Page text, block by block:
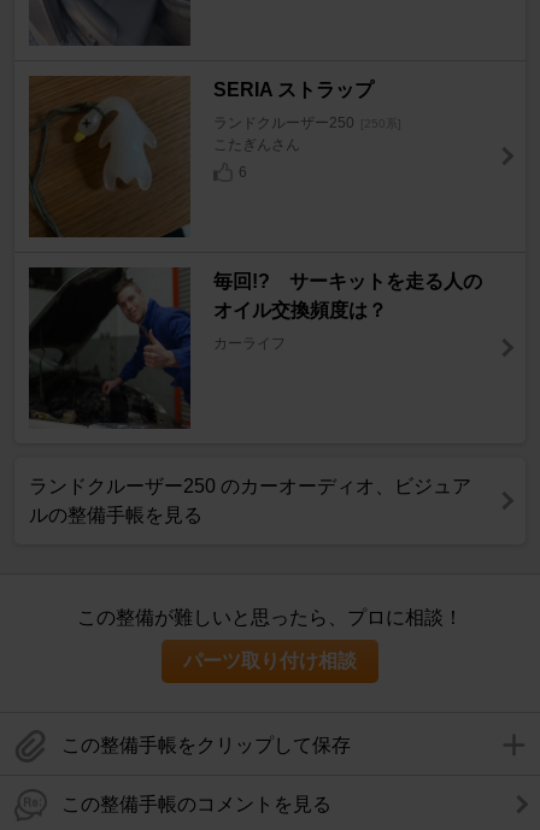
SERIA ストラップ
ランドクルーザー250 [250系]
こたぎんさん
6
毎回!? サーキットを走る人の
オイル交換頻度は？
カーライフ
ランドクルーザー250 のカーオーディオ、ビジュア
ルの整備手帳を見る
この整備が難しいと思ったら、プロに相談！
パーツ取り付け相談
この整備手帳をクリップして保存
この整備手帳のコメントを見る